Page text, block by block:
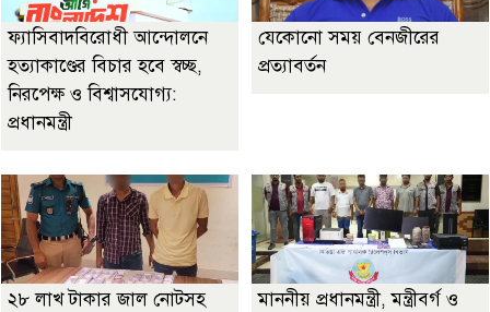
ফ্যাসিবাদবিরোধী আন্দোলনে
হত্যাকাণ্ডের বিচার হবে স্বচ্ছ,
নিরপেক্ষ ও বিশ্বাসযোগ্য:
প্রধানমন্ত্রী
যেকোনো সময় বেনজীরের
প্রত্যাবর্তন
২৮ লাখ টাকার জাল নোটসহ
মাননীয় প্রধানমন্ত্রী, মন্ত্রীবর্গ ও